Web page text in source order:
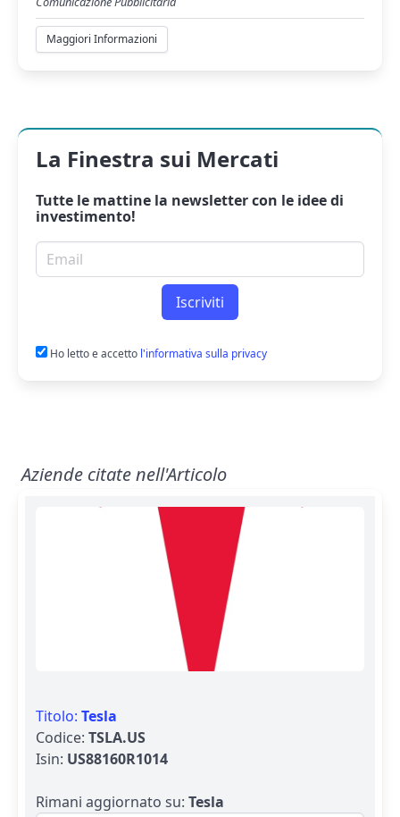
Maggiori Informazioni
La Finestra sui Mercati
Tutte le mattine la newslettercon le idee di
investimento!
Email per newsletter
Iscriviti
Ho letto e accetto l'informativa sulla privacy
Aziende citate nell'Articolo
Titolo: Tesla
Codice: TSLA.US
Isin: US88160R1014
Rimani aggiornato su: Tesla